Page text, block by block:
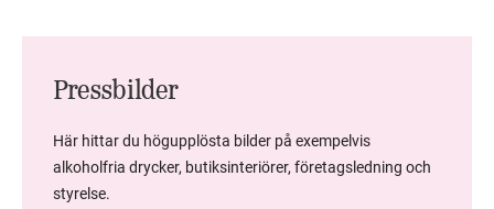
Pressbilder
Här hittar du högupplösta bilder på exempelvis
alkoholfria drycker, butiksinteriörer, företagsledning och
styrelse.